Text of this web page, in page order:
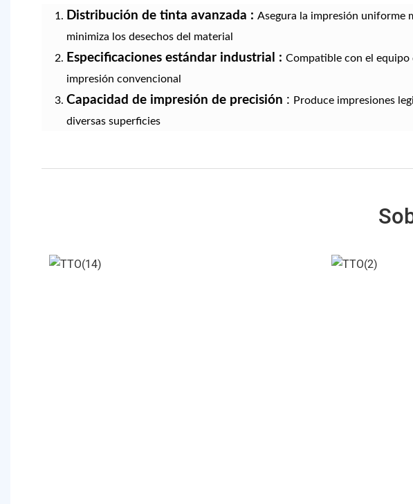
Distribución de tinta avanzada : Asegura la impresión uniforme
minimiza los desechos del material
Especificaciones estándar industrial : Compatible con el equipo
impresión convencional
Capacidad de impresión de precisión : Produce impresiones
diversas superficies